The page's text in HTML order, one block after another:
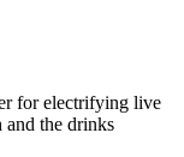
for electrifying live
and the drinks